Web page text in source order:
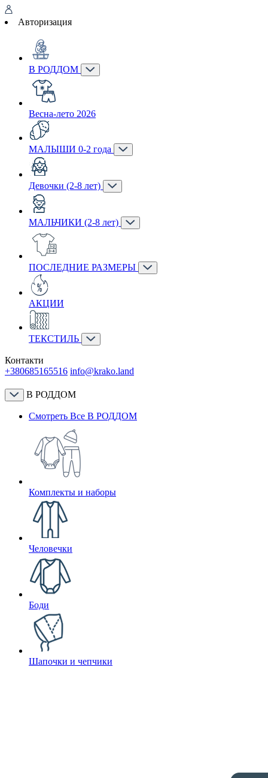
Авторизация
В РОДДОМ
Весна-лето 2026
МАЛЫШИ 0-2 года
Девочки (2-8 лет)
МАЛЬЧИКИ (2-8 лет)
ПОСЛЕДНИЕ РАЗМЕРЫ
АКЦИИ
ТЕКСТИЛЬ
Контакти
+380685165516 info@krako.land
В РОДДОМ
Смотреть Все В РОДДОМ
Комплекты и наборы
Человечки
Боди
Шапочки и чепчики